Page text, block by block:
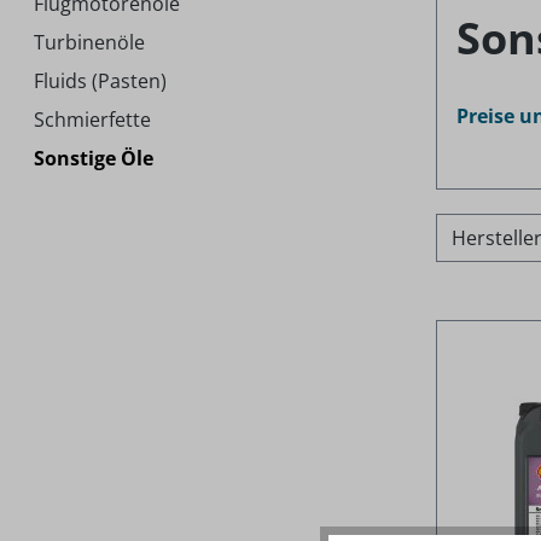
Turbinenöle
Fluids (Pasten)
Schmierfette
Sonstige Öle
Preise
Hersteller